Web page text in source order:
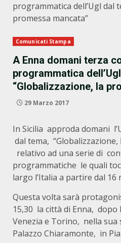
programmatica dell’Ugl dal
promessa mancata”
Comunicati Stampa
A Enna domani terza
programmatica
“Globalizzazione, la
29 Marzo 2017
In Sicilia approda domani
dal tema, “Globalizzazione,
relativo ad una serie di
programmatiche le quali
largo l’Italia a partire dal 16
Questa volta sarà
15,30 la città di Enna, dopo
Venezia e Torino, nella sua
Palazzo Chiaramonte, in